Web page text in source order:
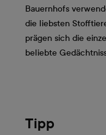
Bauernhofs
die liebsten
prägen sich die
beliebte
Tipp